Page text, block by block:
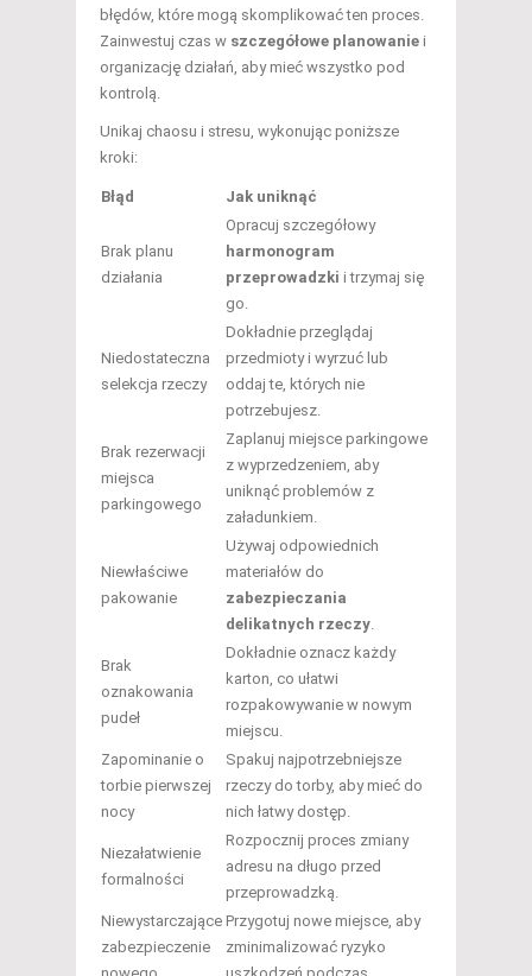
błędów, które mogą skomplikować ten proces.
Zainwestuj czas w szczegółowe planowanie i
organizację działań, aby mieć wszystko pod
kontrolą.
Unikaj chaosu i stresu, wykonując poniższe
kroki:
Błąd Jak uniknąć
Brak planu
działania
Opracuj szczegółowy
harmonogram
przeprowadzki i trzymaj się
go.
Niedostateczna
selekcja rzeczy
Dokładnie przeglądaj
przedmioty i wyrzuć lub
oddaj te, których nie
potrzebujesz.
Brak rezerwacji
miejsca
parkingowego
Zaplanuj miejsce parkingowe
z wyprzedzeniem, aby
uniknąć problemów z
załadunkiem.
Niewłaściwe
pakowanie
Używaj odpowiednich
materiałów do
zabezpieczania
delikatnych rzeczy.
Brak
oznakowania
pudeł
Dokładnie oznacz każdy
karton, co ułatwi
rozpakowywanie w nowym
miejscu.
Zapominanie o
torbie pierwszej
nocy
Spakuj najpotrzebniejsze
rzeczy do torby, aby mieć do
nich łatwy dostęp.
Niezałatwienie
formalności
Rozpocznij proces zmiany
adresu na długo przed
przeprowadzką.
Niewystarczające
zabezpieczenie
Przygotuj nowe miejsce, aby
zminimalizować ryzyko